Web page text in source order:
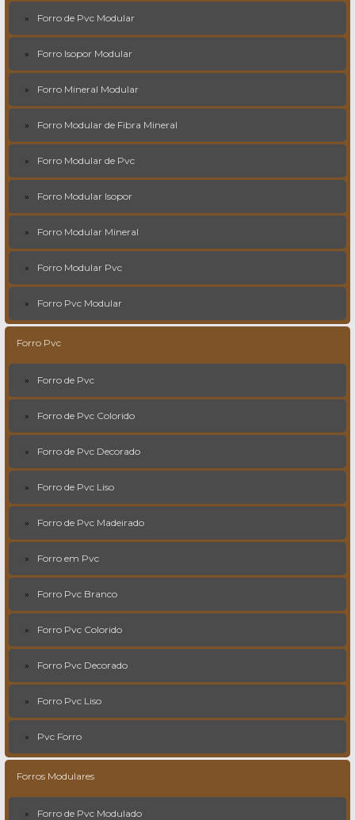
Forro de Pvc Modular
Forro Isopor Modular
Forro Mineral Modular
Forro Modular de Fibra Mineral
Forro Modular de Pvc
Forro Modular Isopor
Forro Modular Mineral
Forro Modular Pvc
Forro Pvc Modular
Forro Pvc
Forro de Pvc
Forro de Pvc Colorido
Forro de Pvc Decorado
Forro de Pvc Liso
Forro de Pvc Madeirado
Forro em Pvc
Forro Pvc Branco
Forro Pvc Colorido
Forro Pvc Decorado
Forro Pvc Liso
Pvc Forro
Forros Modulares
Forro de Pvc Modulado